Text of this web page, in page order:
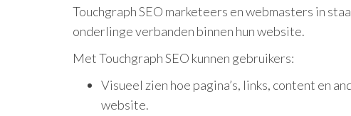
Touchgraph SEO marketeers en webmasters in
onderlinge verbanden binnen hun website.
Met Touchgraph SEO kunnen gebruikers:
Visueel zien hoe pagina’s, links, content en
website.